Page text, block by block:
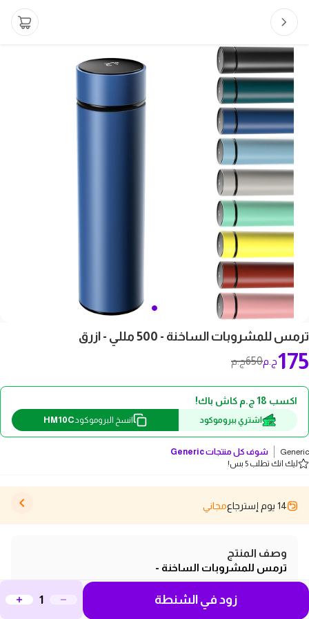
ترمس للمشروبات الساخنة - 500 مللي - ازرق
650ج.م 175ج.م
اكسب 18 ج.م كاش باك!
اشتري ببروموكود انسخ البروموكود HM10C
Generic شوف كل منتجاتGeneric
ليك انك تطلب 5 بس!
14 يوم إسترجاع مجاني
وصف المنتج
ترمس للمشروبات الساخنة -
500 مللي -اسود
ترمس للمشروبات الساخنة - 500 مللي -ازرق
زود في الشنطة